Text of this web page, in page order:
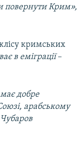
повернути Крим»,
кримських
в еміграції–
добре
арабському
Чубаров